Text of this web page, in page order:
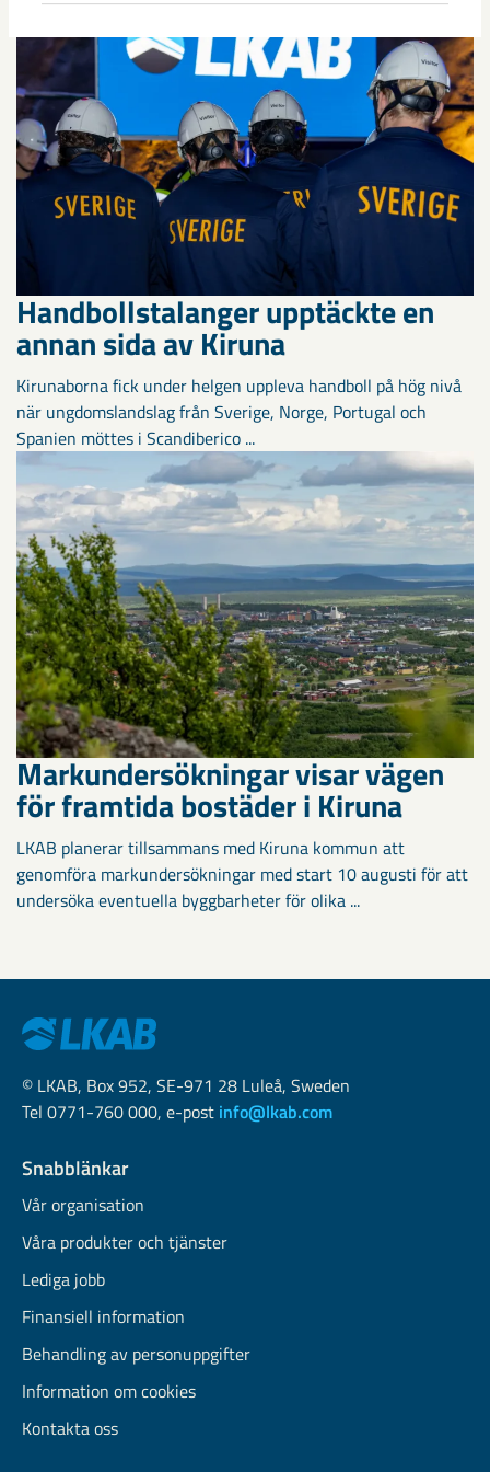
Handbollstalanger upptäckte en
annan sida av Kiruna
Kirunaborna fick under helgen uppleva handboll på hög nivå
när ungdomslandslag från Sverige, Norge, Portugal och
Spanien möttes i Scandiberico ...
Markundersökningar visar vägen
för framtida bostäder i Kiruna
LKAB planerar tillsammans med Kiruna kommun att
genomföra markundersökningar med start 10 augusti för att
undersöka eventuella byggbarheter för olika ...
© LKAB, Box 952, SE-971 28 Luleå, Sweden
Tel 0771-760 000, e-post info@lkab.com
Snabblänkar
Vår organisation
Våra produkter och tjänster
Lediga jobb
Finansiell information
Behandling av personuppgifter
Information om cookies
Kontakta oss